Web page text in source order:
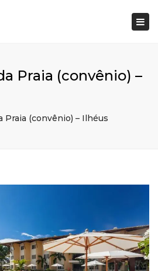
Praia (convênio) –
Praia (convênio) – Ilhéus